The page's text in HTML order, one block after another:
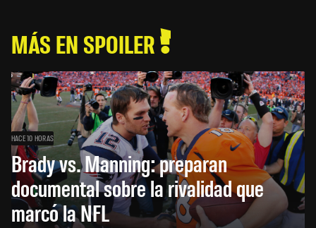
MÁS EN SPOILER
HACE 10 HORAS
Brady vs. Manning: preparan
documental sobre la rivalidad que
marcó la NFL